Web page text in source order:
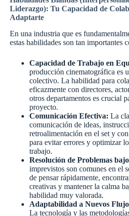
Liderazgo): Tu Capacidad de
Adaptarte
En una industria que es
estas habilidades son tan importantes
Capacidad de Trabajo en
producción cinematográfica es
colectivo. La habilidad para
eficazmente con directores,
otros departamentos es crucial
proyecto.
Comunicación Efectiva: La
comunicación de ideas,
retroalimentación en el set y
para evitar errores y optimizar
trabajo.
Resolución de Problemas
imprevistos son comunes en el
de pensar rápidamente,
creativas y mantener la calma
habilidad muy valorada.
Adaptabilidad a Nuevos
La tecnología y las